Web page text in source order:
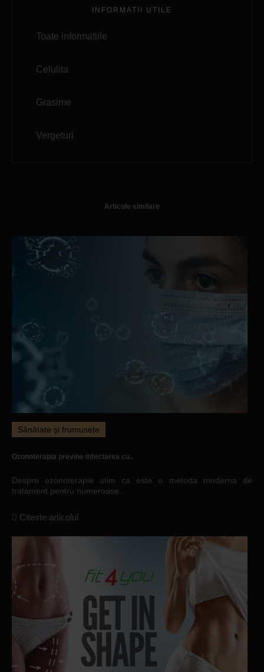
INFORMATII UTILE
Toate informatiile
Celulita
Grasime
Vergeturi
Articole similare
Sănătate și frumusețe
Ozonoterapia previne infectarea cu..
Despre ozonoterapie stim ca este o metoda moderna de
tratament pentru numeroase..
Citeste articolul